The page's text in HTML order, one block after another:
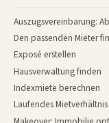
Auszugsvereinbarung:
Den passenden Mieter
Exposé erstellen
Hausverwaltung finden
Indexmiete berechnen
Laufendes